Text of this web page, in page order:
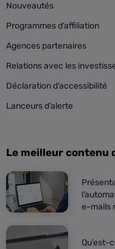
Nouveautés
Programmes d’affiliation
Agences partenaires
Relations avec les
Déclaration d’accessibilité
Lanceurs d’alerte
Le meilleur contenu
e-mails
Qu’est-